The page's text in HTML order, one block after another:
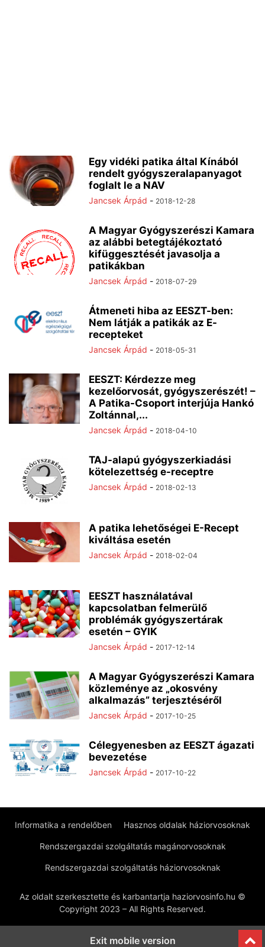
Egy vidéki patika által Kínából
rendelt gyógyszeralapanyagot
foglalt le a NAV
Jancsek Árpád - 2018-12-28
A Magyar Gyógyszerészi Kamara
az alábbi betegtájékoztató
kifüggesztését javasolja a
patikákban
Jancsek Árpád - 2018-07-29
Átmeneti hiba az EESZT-ben:
Nem látják a patikák az E-
recepteket
Jancsek Árpád - 2018-05-31
EESZT: Kérdezze meg
kezelőorvosát, gyógyszerészét! –
A Patika-Csoport interjúja Hankó
Zoltánnal,...
Jancsek Árpád - 2018-04-10
TAJ-alapú gyógyszerkiadási
kötelezettség e-receptre
Jancsek Árpád - 2018-02-13
A patika lehetőségei E-Recept
kiváltása esetén
Jancsek Árpád - 2018-02-04
EESZT használatával
kapcsolatban felmerülő
problémák gyógyszertárak
esetén – GYIK
Jancsek Árpád - 2017-12-14
A Magyar Gyógyszerészi Kamara
közleménye az „okosvény
alkalmazás” terjesztéséről
Jancsek Árpád - 2017-10-25
Célegyenesben az EESZT ágazati
bevezetése
Jancsek Árpád - 2017-10-22
Informatika a rendelőben Hasznos oldalak háziorvosoknak
Rendszergazdai szolgáltatás magánorvosoknak
Rendszergazdai szolgáltatás háziorvosoknak
Az oldalt szerkesztette és karbantartja haziorvosinfo.hu ©
Copyright 2023 – All Rights Reserved.
Exit mobile version